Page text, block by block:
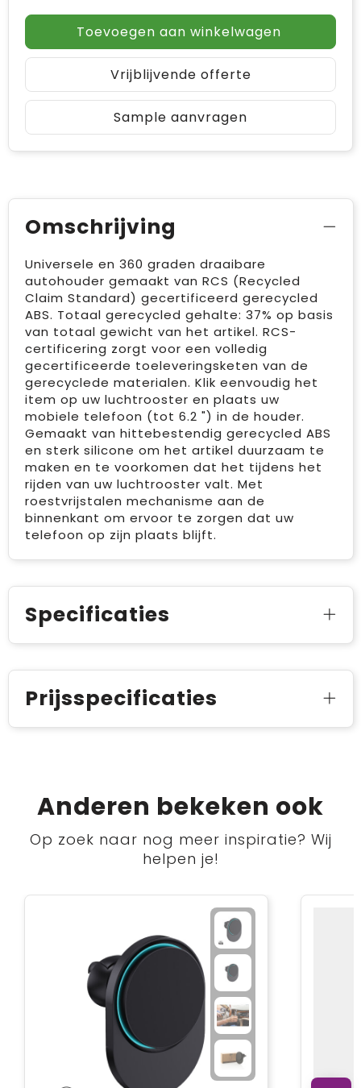
Toevoegen aan winkelwagen
Vrijblijvende offerte
Sample aanvragen
Omschrijving
Universele en 360 graden draaibare
autohouder gemaakt van RCS (Recycled
Claim Standard) gecertificeerd gerecycled
ABS. Totaal gerecycled gehalte: 37% op basis
van totaal gewicht van het artikel. RCS-
certificering zorgt voor een volledig
gecertificeerde toeleveringsketen van de
gerecyclede materialen. Klik eenvoudig het
item op uw luchtrooster en plaats uw
mobiele telefoon (tot 6.2 ") in de houder.
Gemaakt van hittebestendig gerecycled ABS
en sterk silicone om het artikel duurzaam te
maken en te voorkomen dat het tijdens het
rijden van uw luchtrooster valt. Met
roestvrijstalen mechanisme aan de
binnenkant om ervoor te zorgen dat uw
telefoon op zijn plaats blijft.
Specificaties
Prijsspecificaties
Anderen bekeken ook
Op zoek naar nog meer inspiratie? Wij
helpen je!